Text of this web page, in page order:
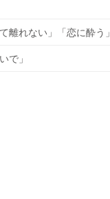
離れない」「恋に酔う」
で」